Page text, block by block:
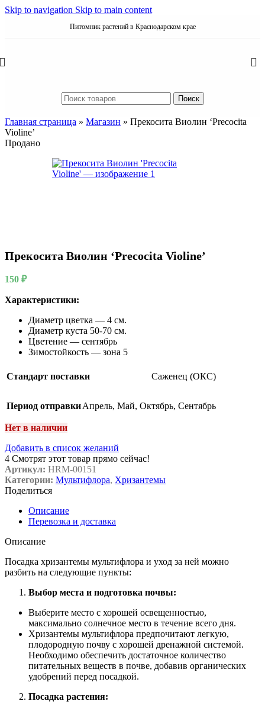
Skip to navigation Skip to main content
Питомник растений в Краснодарском крае
Поиск
Главная страница » Магазин » Прекосита Виолин ‘Precocita
Violine’
Продано
Прекосита Виолин ‘Precocita Violine’
150 ₽
Характеристики:
Диаметр цветка — 4 см.
Диаметр куста 50-70 см.
Цветение — сентябрь
Зимостойкость — зона 5
Стандарт поставки Саженец (ОКС)
Период отправкиАпрель, Май, Октябрь, Сентябрь
Нет в наличии
Добавить в список желаний
4 Смотрят этот товар прямо сейчас!
Артикул: HRM-00151
Категории: Мультифлора, Хризантемы
Поделиться
Описание
Перевозка и доставка
Описание
Посадка хризантемы мультифлора и уход за ней можно
разбить на следующие пункты:
Выбор места и подготовка почвы:
Выберите место с хорошей освещенностью,
максимально солнечное место в течение всего дня.
Хризантемы мультифлора предпочитают легкую,
плодородную почву с хорошей дренажной системой.
Необходимо обеспечить достаточное количество
питательных веществ в почве, добавив органических
удобрений перед посадкой.
Посадка растения: